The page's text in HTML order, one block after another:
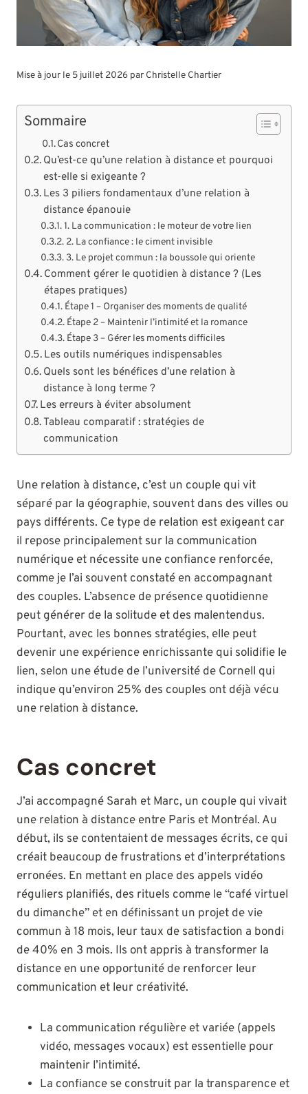
Mise à jour le 5 juillet 2026 par Christelle Chartier
Sommaire
Cas concret
Qu’est-ce qu’une relation à distance et pourquoi
est-elle si exigeante ?
Les 3 piliers fondamentaux d’une relation à
distance épanouie
1. La communication : le moteur de votre lien
2. La confiance : le ciment invisible
3. Le projet commun : la boussole qui oriente
Comment gérer le quotidien à distance ? (Les
étapes pratiques)
Étape 1 – Organiser des moments de qualité
Étape 2 – Maintenir l’intimité et la romance
Étape 3 – Gérer les moments difficiles
Les outils numériques indispensables
Quels sont les bénéfices d’une relation à
distance à long terme ?
Les erreurs à éviter absolument
Tableau comparatif : stratégies de
communication
Une relation à distance, c’est un couple qui vit
séparé par la géographie, souvent dans des villes ou
pays différents. Ce type de relation est exigeant car
il repose principalement sur la communication
numérique et nécessite une confiance renforcée,
comme je l’ai souvent constaté en accompagnant
des couples. L’absence de présence quotidienne
peut générer de la solitude et des malentendus.
Pourtant, avec les bonnes stratégies, elle peut
devenir une expérience enrichissante qui solidifie le
lien, selon une étude de l’université de Cornell qui
indique qu’environ 25% des couples ont déjà vécu
une relation à distance.
Cas concret
J’ai accompagné Sarah et Marc, un couple qui vivait
une relation à distance entre Paris et Montréal. Au
début, ils se contentaient de messages écrits, ce qui
créait beaucoup de frustrations et d’interprétations
erronées. En mettant en place des appels vidéo
réguliers planifiés, des rituels comme le “café virtuel
du dimanche” et en définissant un projet de vie
commun à 18 mois, leur taux de satisfaction a bondi
de 40% en 3 mois. Ils ont appris à transformer la
distance en une opportunité de renforcer leur
communication et leur créativité.
La communication régulière et variée (appels
vidéo, messages vocaux) est essentielle pour
maintenir l’intimité.
La confiance se construit par la transparence et